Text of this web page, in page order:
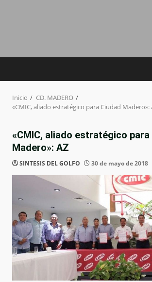
Inicio
CD. MADERO
«CMIC, aliado estratégico para Ciudad Madero»:
«CMIC, aliado estratégico para
Madero»: AZ
SINTESIS DEL GOLFO 30 de mayo de 2018